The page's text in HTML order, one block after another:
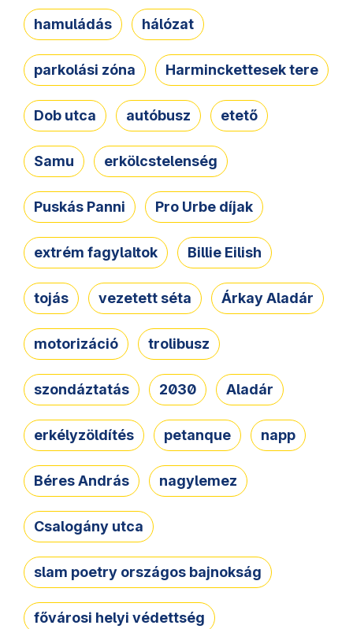
hamuládás hálózat
parkolási zóna Harminckettesek tere
Dob utca autóbusz etető
Samu erkölcstelenség
Puskás Panni Pro Urbe díjak
extrém fagylaltok Billie Eilish
tojás vezetett séta Árkay Aladár
motorizáció trolibusz
szondáztatás 2030 Aladár
erkélyzöldítés petanque napp
Béres András nagylemez
Csalogány utca
slam poetry országos bajnokság
fővárosi helyi védettség